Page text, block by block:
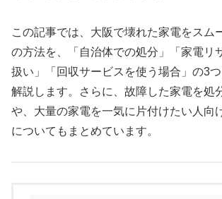
この記事では、大阪で壊れた家電をスム
の方法を、「自治体での処分」「家電リ
扱い」「回収サービスを使う場合」の3つ
解説します。さらに、故障した家電を処
や、大量の家電を一気に片付けたい人向
についてもまとめています。